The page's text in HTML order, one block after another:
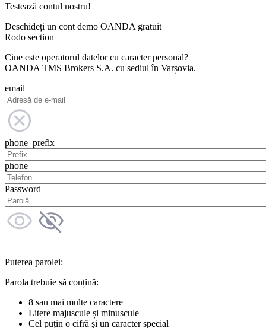
Testează contul nostru!
Deschideți un cont demo OANDA gratuit
Rodo section
Cine este operatorul datelor cu caracter personal?
OANDA TMS Brokers S.A. cu sediul în Varșovia.
email
phone_prefix
phone
Password
Puterea parolei:
Parola trebuie să conțină:
8 sau mai multe caractere
Litere majuscule și minuscule
Cel puțin o cifră și un caracter special